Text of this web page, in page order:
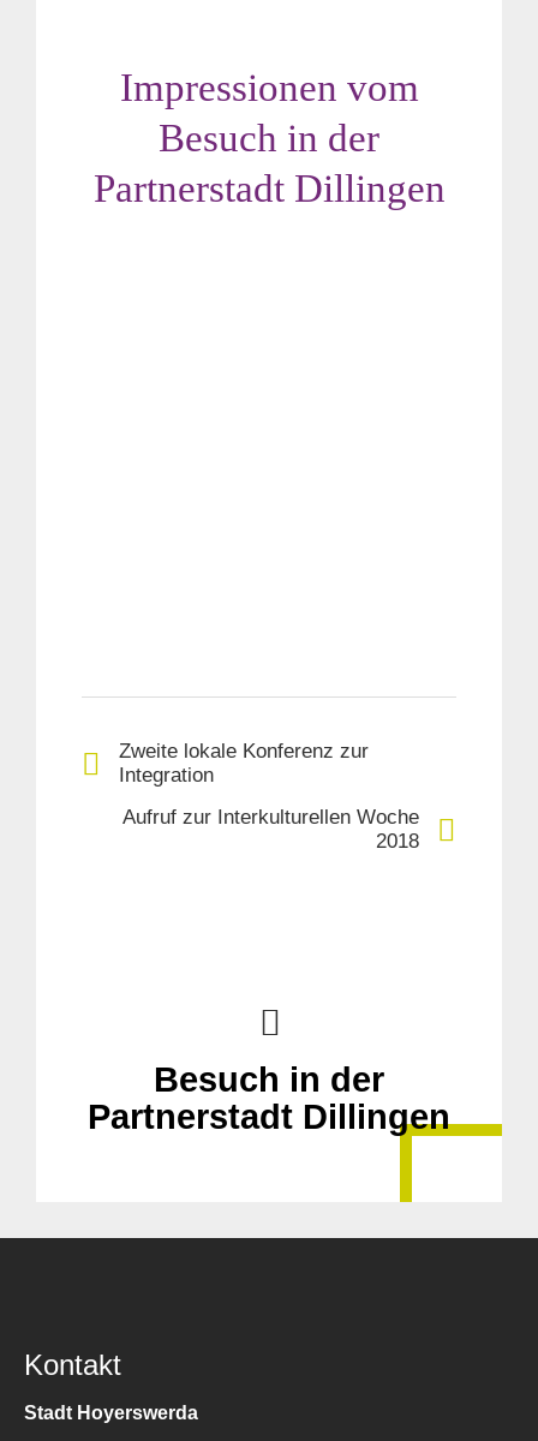
Impressionen vom
Besuch in der
Partnerstadt Dillingen
Zweite lokale Konferenz zur
Integration
Aufruf zur Interkulturellen Woche
2018
Besuch in der
Partnerstadt Dillingen
Kontakt
Stadt Hoyerswerda